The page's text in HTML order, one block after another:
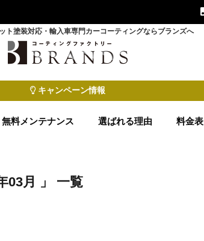
ト塗装対応・輸入車専門カーコーティングならブランズへ
キャンペーン情報
料メンテナンス 選ばれる理由 料金表
03月 」 一覧